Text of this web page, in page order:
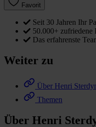
Favorit
Seit 30 Jahren Ihr
50.000+ zufriedene
Das erfahrenste
Weiter zu
Über Henri
Themen
Über Henri